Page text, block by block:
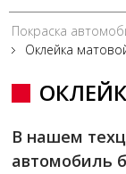
Покраска
Оклейка
В нашем
автомобиль